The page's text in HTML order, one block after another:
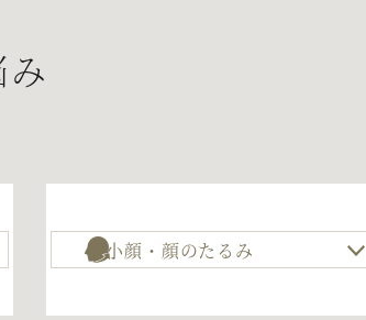
小顔・顔のたるみ